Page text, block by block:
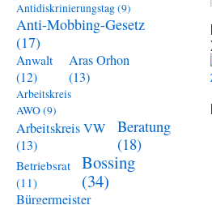
Antidiskrinierungstag(9)
Anti-Mobbing-Gesetz
(17)
Anwalt
(12)
Aras Orhon
(13)
Arbeitskreis
AWO(9)
Arbeitskreis VW
(13)
Beratung
(18)
Betriebsrat
(11)
Bossing
(34)
Bürgermeister